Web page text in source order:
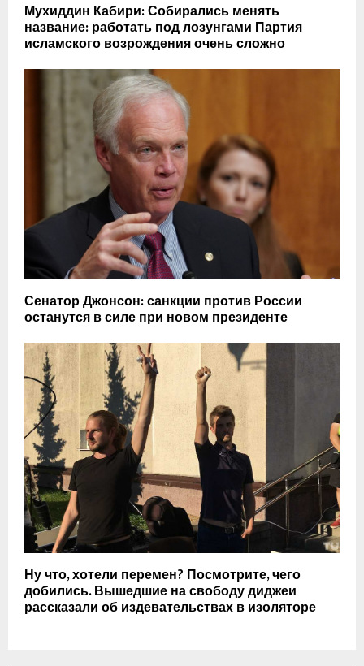
Мухиддин Кабири: Собирались менять
название: работать под лозунгами Партия
исламского возрождения очень сложно
Сенатор Джонсон: санкции против России
останутся в силе при новом президенте
Ну что, хотели перемен? Посмотрите, чего
добились. Вышедшие на свободу диджеи
рассказали об издевательствах в изоляторе